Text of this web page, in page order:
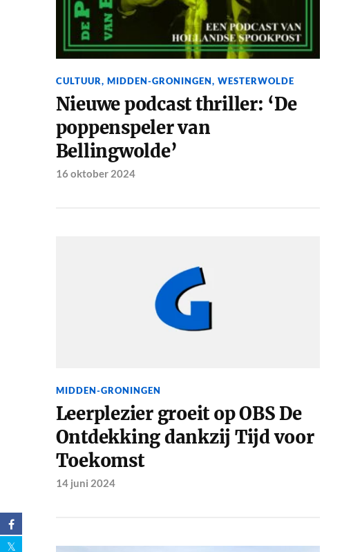
CULTUUR, MIDDEN-GRONINGEN, WESTERWOLDE
Nieuwe podcast thriller: ‘De
poppenspeler van
Bellingwolde’
16 oktober 2024
MIDDEN-GRONINGEN
Leerplezier groeit op OBS De
Ontdekking dankzij Tijd voor
Toekomst
14 juni 2024